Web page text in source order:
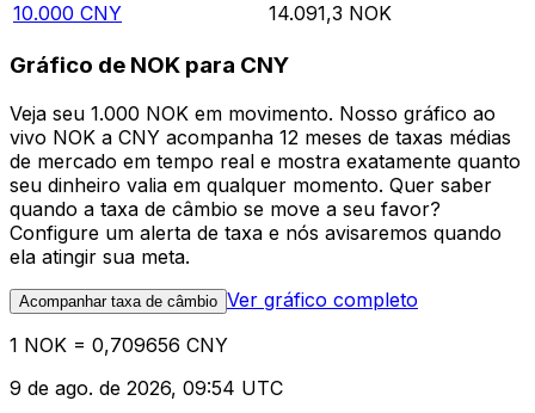
10.000 CNY 14.091,3 NOK
Gráfico de NOK para CNY
Veja seu 1.000 NOK em movimento. Nosso gráfico ao
vivo NOK a CNY acompanha 12 meses de taxas médias
de mercado em tempo real e mostra exatamente quanto
seu dinheiro valia em qualquer momento. Quer saber
quando a taxa de câmbio se move a seu favor?
Configure um alerta de taxa e nós avisaremos quando
ela atingir sua meta.
Acompanhar taxa de câmbio Ver gráfico completo
1 NOK = 0,709656 CNY
9 de ago. de 2026, 09:54 UTC